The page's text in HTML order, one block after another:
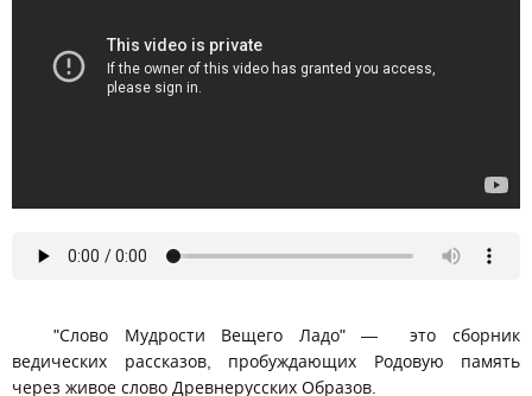
"Слово Мудрости Вещего Ладо" — это сборник
ведических рассказов, пробуждающих Родовую память
через живое слово Древнерусских Образов.